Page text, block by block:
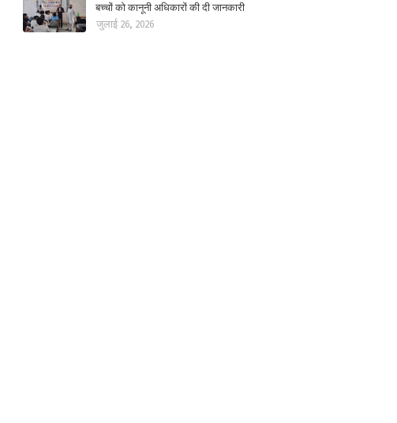
बच्चों को कानूनी अधिकारों की दी जानकारी
जुलाई 26, 2026